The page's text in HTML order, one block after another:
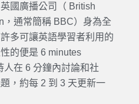
國廣播公司（ British
，通常簡稱 BBC）身為全
多可讓英語學習者利用的
的便是 6 minutes
在 6 分鐘內討論和社
，約每 2 到 3 天更新一